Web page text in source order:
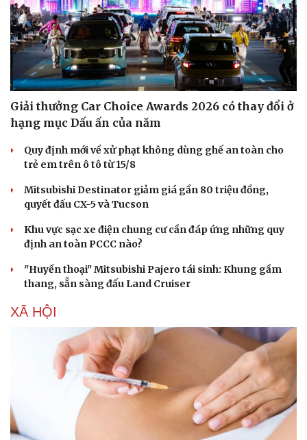
Giải thưởng Car Choice Awards 2026 có thay đổi ở
hạng mục Dấu ấn của năm
Quy định mới về xử phạt không dùng ghế an toàn cho
trẻ em trên ô tô từ 15/8
Mitsubishi Destinator giảm giá gần 80 triệu đồng,
quyết đấu CX-5 và Tucson
Khu vực sạc xe điện chung cư cần đáp ứng những quy
định an toàn PCCC nào?
"Huyền thoại" Mitsubishi Pajero tái sinh: Khung gầm
thang, sẵn sàng đấu Land Cruiser
XÃ HỘI